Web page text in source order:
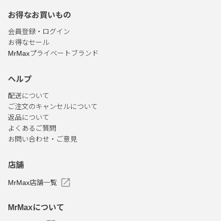
お得なお買いもの
会員登録・ログイン
お得なセール
MrMaxプライベートブランド
ヘルプ
配送について
ご注文のキャンセルについて
返品について
よくあるご質問
お問い合わせ・ご意見
店舗
MrMax店舗一覧
MrMaxについて